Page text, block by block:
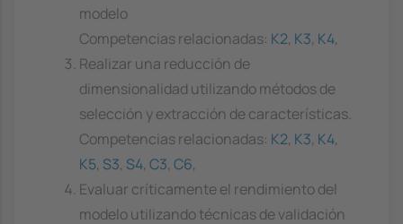
modelo
Competencias relacionadas: K2, K3, K4,
Realizar una reducción de
dimensionalidad utilizando métodos de
selección y extracción de características.
Competencias relacionadas: K2, K3, K4,
K5, S3, S4, C3, C6,
Evaluar críticamente el rendimiento del
modelo utilizando técnicas de validación